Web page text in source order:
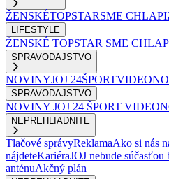
ŽENSKÉTOPSTARSME CHLAPI
LIFESTYLE
ŽENSKÉ TOPSTAR SME
SPRAVODAJSTVO
NOVINYJOJ 24ŠPORT
SPRAVODAJSTVO
NOVINY JOJ 24 ŠPORT
NEPREHLIADNITE
Tlačové správyReklamaAko si nás
nájdeteKariéraJOJ nebude súčasťou
anténuAkčný plán